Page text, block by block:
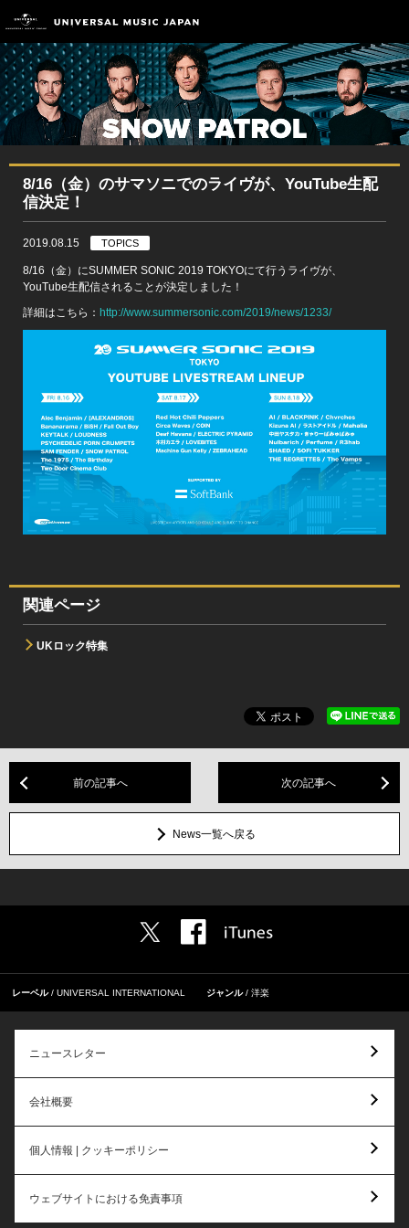
8/16（金）のサマソニでのライヴが、YouTube生配
信決定！
2019.08.15 TOPICS
8/16（金）にSUMMER SONIC 2019 TOKYOにて行うライヴが、
YouTube生配信されることが決定しました！
詳細はこちら： http://www.summersonic.com/2019/news/1233/
関連ページ
UKロック特集
前の記事へ 次の記事へ
News一覧へ戻る
レーベル UNIVERSAL INTERNATIONAL ジャンル 洋楽
ニュースレター
会社概要
個人情報 | クッキーポリシー
ウェブサイトにおける免責事項